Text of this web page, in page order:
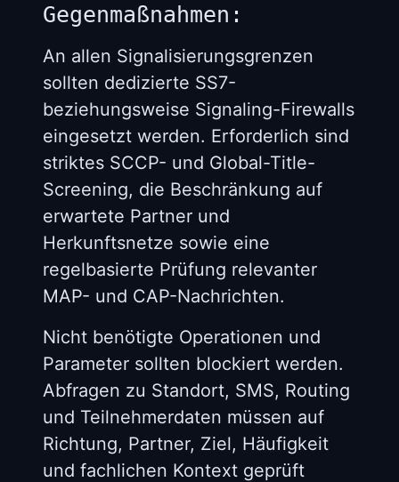
Gegenmaßnahmen:
An allen Signalisierungsgrenzen
sollten dedizierte SS7-
beziehungsweise Signaling-Firewalls
eingesetzt werden. Erforderlich sind
striktes SCCP- und Global-Title-
Screening, die Beschränkung auf
erwartete Partner und
Herkunftsnetze sowie eine
regelbasierte Prüfung relevanter
MAP- und CAP-Nachrichten.
Nicht benötigte Operationen und
Parameter sollten blockiert werden.
Abfragen zu Standort, SMS, Routing
und Teilnehmerdaten müssen auf
Richtung, Partner, Ziel, Häufigkeit
und fachlichen Kontext geprüft